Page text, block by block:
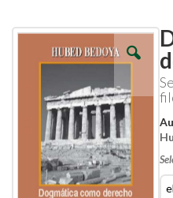
Skip
Skip